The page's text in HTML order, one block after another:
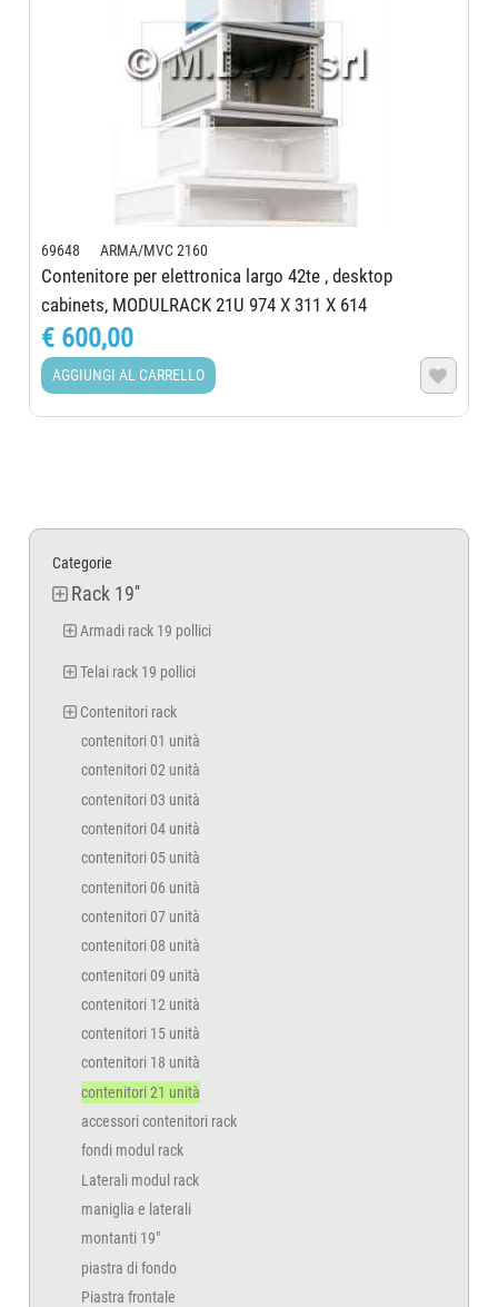
69648 ARMA/MVC 2160
Contenitore per elettronica largo 42te , desktop
cabinets, MODULRACK 21U 974 X 311 X 614
€ 600,00
AGGIUNGI AL CARRELLO 
Categorie
Rack 19''
Armadi rack 19 pollici
Telai rack 19 pollici
Contenitori rack
contenitori 01 unità
contenitori 02 unità
contenitori 03 unità
contenitori 04 unità
contenitori 05 unità
contenitori 06 unità
contenitori 07 unità
contenitori 08 unità
contenitori 09 unità
contenitori 12 unità
contenitori 15 unità
contenitori 18 unità
contenitori 21 unità
accessori contenitori rack
fondi modul rack
Laterali modul rack
maniglia e laterali
montanti 19"
piastra di fondo
Piastra frontale